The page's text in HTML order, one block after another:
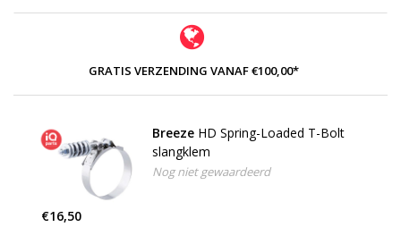
GRATIS VERZENDING VANAF €100,00*
Breeze HD Spring-Loaded T-Bolt
slangklem
Nog niet gewaardeerd
€16,50